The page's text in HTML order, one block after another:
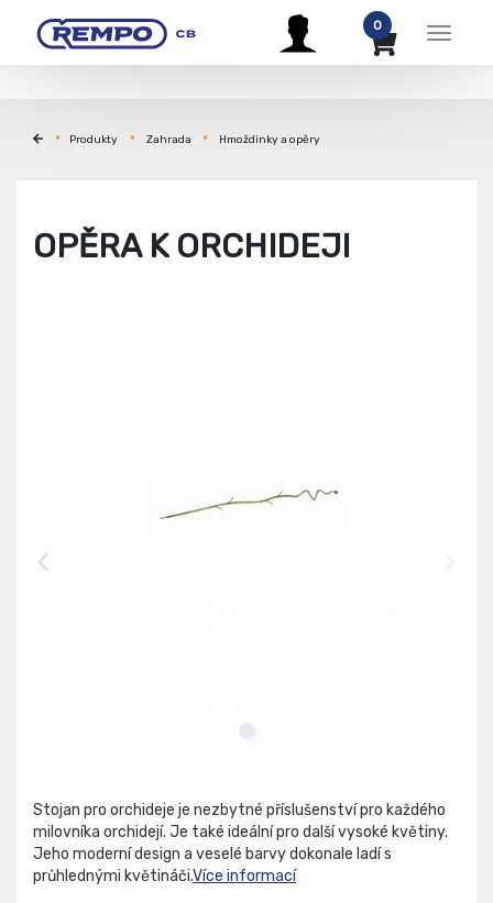
Menu
0
Produkty Zahrada Hmoždinky a opěry
OPĚRA K ORCHIDEJI
Stojan pro orchideje je nezbytné příslušenství pro každého
milovníka orchidejí. Je také ideální pro další vysoké květiny.
Jeho moderní design a veselé barvy dokonale ladí s
průhlednými květináči.Více informací